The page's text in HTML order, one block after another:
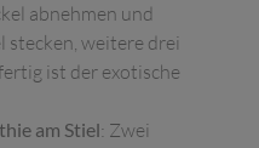
abnehmen und
stecken, weitere drei
ist der exotische
am Stiel: Zwei